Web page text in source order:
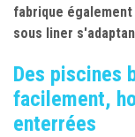
fabrique
sous liner
Des piscines
facilement,
enterrées